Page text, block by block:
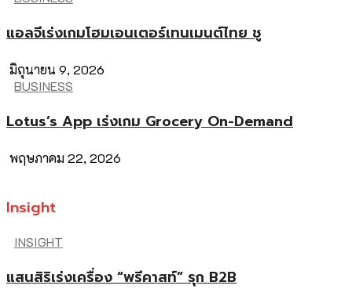
แอลจีเร่งเกมโฮมเอนเตอร์เทนเมนต์ไทย ชู
มิถุนายน 9, 2026
BUSINESS
Lotus’s App เร่งเกม Grocery On-Demand
พฤษภาคม 22, 2026
Insight
INSIGHT
แสนสิริเร่งเครื่อง “พรีคาสท์” รุก B2B